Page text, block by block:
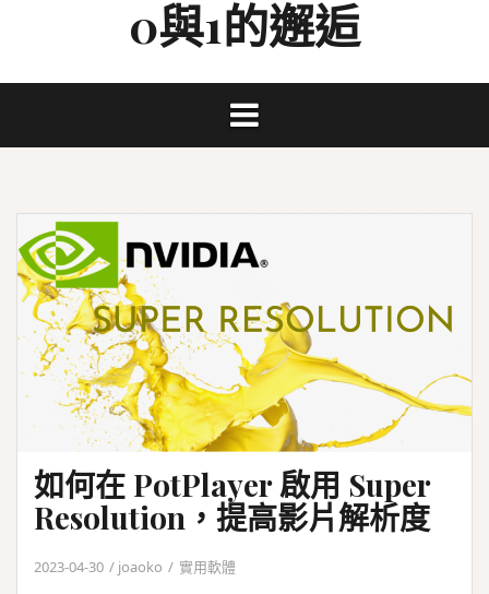
0與1的邂逅
如何在 PotPlayer 啟用 Super
Resolution，提高影片解析度
2023-04-30 joaoko 實用軟體